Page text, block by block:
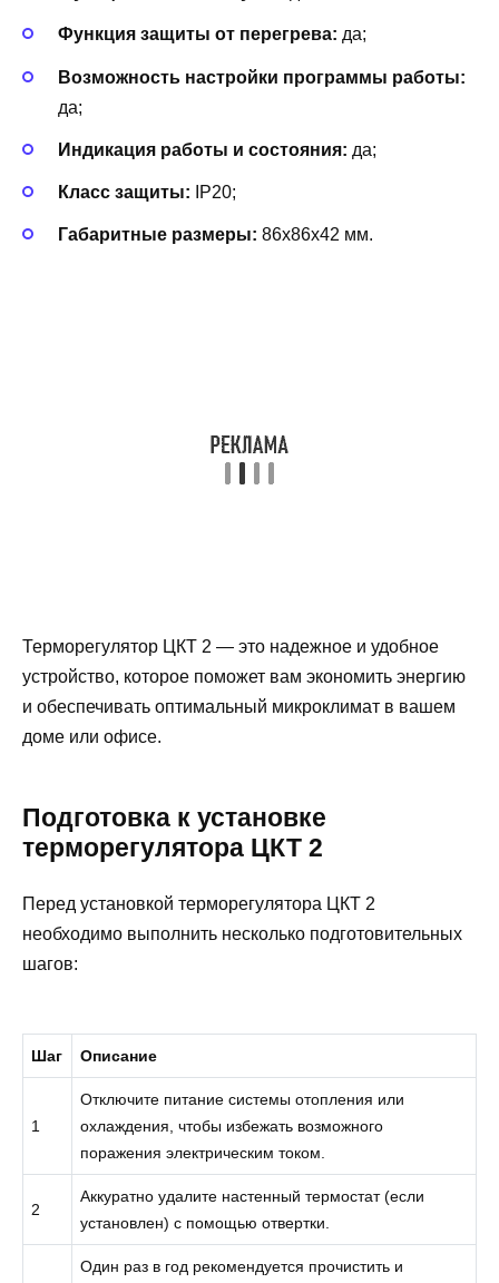
Функция защиты от перегрева: да;
Возможность настройки программы работы:
да;
Индикация работы и состояния: да;
Класс защиты: IP20;
Габаритные размеры: 86x86x42 мм.
Терморегулятор ЦКТ 2 — это надежное и удобное
устройство, которое поможет вам экономить энергию
и обеспечивать оптимальный микроклимат в вашем
доме или офисе.
Подготовка к установке
терморегулятора ЦКТ 2
Перед установкой терморегулятора ЦКТ 2
необходимо выполнить несколько подготовительных
шагов:
Шаг Описание
1
Отключите питание системы отопления или
охлаждения, чтобы избежать возможного
поражения электрическим током.
2
Аккуратно удалите настенный термостат (если
установлен) с помощью отвертки.
Один раз в год рекомендуется прочистить и